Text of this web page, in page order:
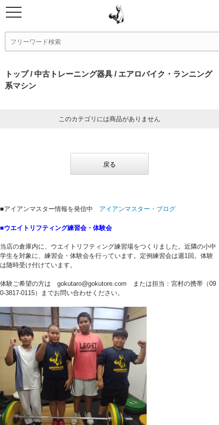
トップ/ 中古トレーニング器具 / エアロバイク・ランニング
系マシン
このカテゴリには商品がありません
戻る
■アイアンマスター情報を発信中 アイアンマスター・ブログ
■ウエイトリフティング練習会・体験会
当店の倉庫内に、ウエイトリフティング練習場をつくりました。近隣の小中
学生を対象に、練習会・体験会を行っています。定例練習会は週1回。体験
は随時受け付けています。
体験ご希望の方は gokutaro@gokutore.com または担当：宮村の携帯（09
0-3817-0115）までお問い合わせください。